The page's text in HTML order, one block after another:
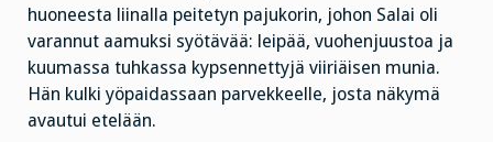
huoneesta liinalla peitetyn pajukorin, johon Salai oli
varannut aamuksi syötävää: leipää, vuohenjuustoa ja
kuumassa tuhkassa kypsennettyjä viiriäisen munia.
Hän kulki yöpaidassaan parvekkeelle, josta näkymä
avautui etelään.